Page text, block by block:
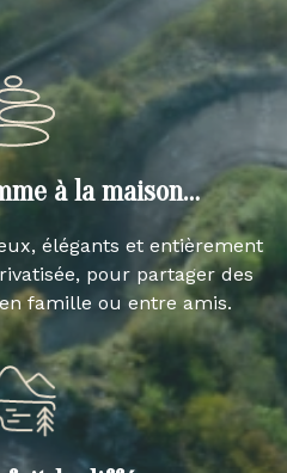
à la maison…
élégants et entièrement
pour partager des
famille ou entre amis.